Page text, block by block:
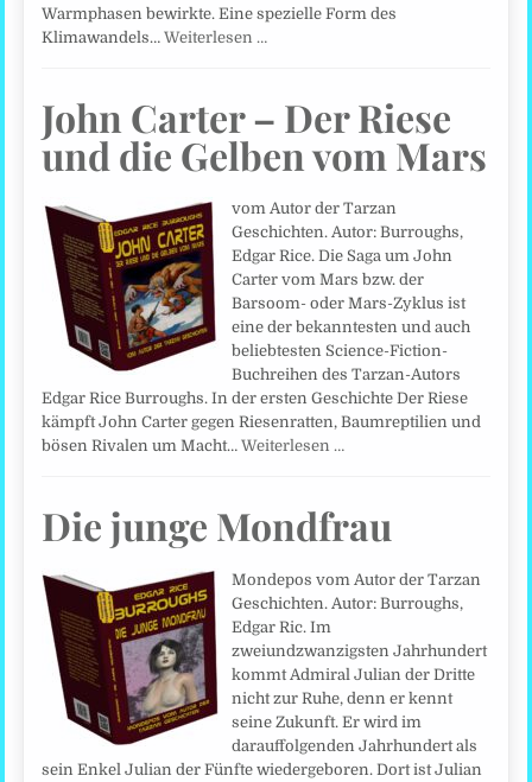
Warmphasen bewirkte. Eine spezielle Form des
Klimawandels…Weiterlesen …
John Carter – Der Riese
und die Gelben vom Mars
vom Autor der Tarzan
Geschichten. Autor: Burroughs,
Edgar Rice. Die Saga um John
Carter vom Mars bzw. der
Barsoom- oder Mars-Zyklus ist
eine der bekanntesten und auch
beliebtesten Science-Fiction-
Buchreihen des Tarzan-Autors
Edgar Rice Burroughs. In der ersten Geschichte Der Riese
kämpft John Carter gegen Riesenratten, Baumreptilien und
bösen Rivalen um Macht…Weiterlesen …
Die junge Mondfrau
Mondepos vom Autor der Tarzan
Geschichten. Autor: Burroughs,
Edgar Ric. Im
zweiundzwanzigsten Jahrhundert
kommt Admiral Julian der Dritte
nicht zur Ruhe, denn er kennt
seine Zukunft. Er wird im
darauffolgenden Jahrhundert als
sein Enkel Julian der Fünfte wiedergeboren. Dort ist Julian